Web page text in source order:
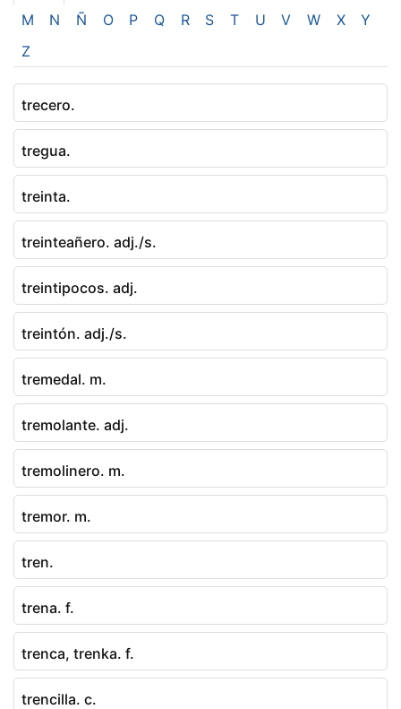
M
N Ñ O P Q R S T U V W X
Y
Z
trecero.
tregua.
treinta.
treinteañero. adj./s.
treintipocos. adj.
treintón. adj./s.
tremedal. m.
tremolante. adj.
tremolinero. m.
tremor. m.
tren.
trena. f.
trenca, trenka. f.
trencilla. c.